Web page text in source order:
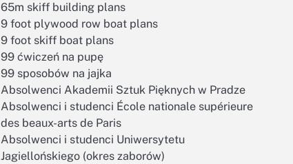
65m skiff building plans
9 foot plywood row boat plans
9 foot skiff boat plans
99 ćwiczeń na pupę
99 sposobów na jajka
Absolwenci Akademii Sztuk Pięknych w Pradze
Absolwenci i studenci École nationale supérieure
des beaux-arts de Paris
Absolwenci i studenci Uniwersytetu
Jagiellońskiego (okres zaborów)